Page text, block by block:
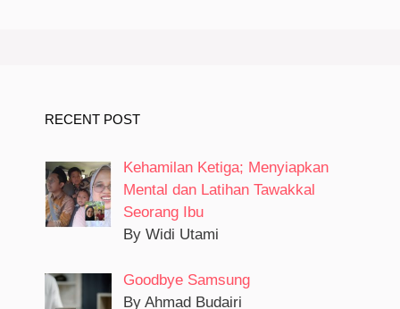
RECENT POST
Kehamilan Ketiga; Menyiapkan
Mental dan Latihan Tawakkal
Seorang Ibu
By Widi Utami
Goodbye Samsung
By Ahmad Budairi